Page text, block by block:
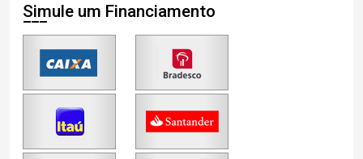
Simule um Financiamento